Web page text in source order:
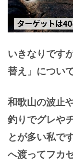
いきなりです
替え」につい
和歌山の波止
釣りでグレや
とが多い私で
へ渡ってフカ